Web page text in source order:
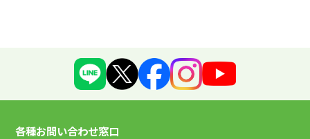
各種お問い合わせ窓口